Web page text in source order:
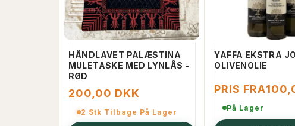
HÅNDLAVET PALÆSTINA
MULETASKE MED LYNLÅS -
RØD
200,00 DKK
2 Stk Tilbage På Lager
YAFFA EKSTRA
OLIVENOLIE
PRIS FRA
På Lager